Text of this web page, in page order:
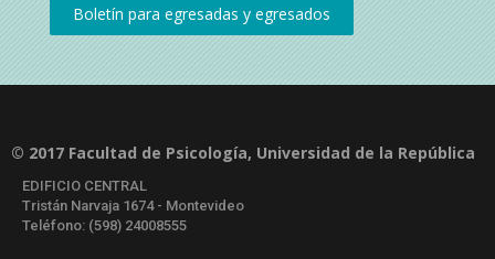
© 2017 Facultad de Psicología, Universidad de la República
EDIFICIO CENTRAL
Tristán Narvaja 1674 - Montevideo
Teléfono: (598) 24008555